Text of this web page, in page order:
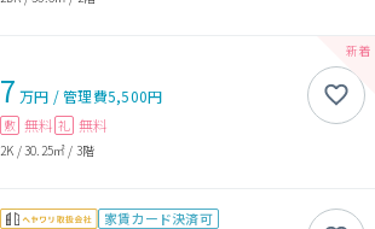
7 万円 /管理費5,500円
敷 無料 礼 無料
2K /30.25㎡ / 3階
家賃カード決済可